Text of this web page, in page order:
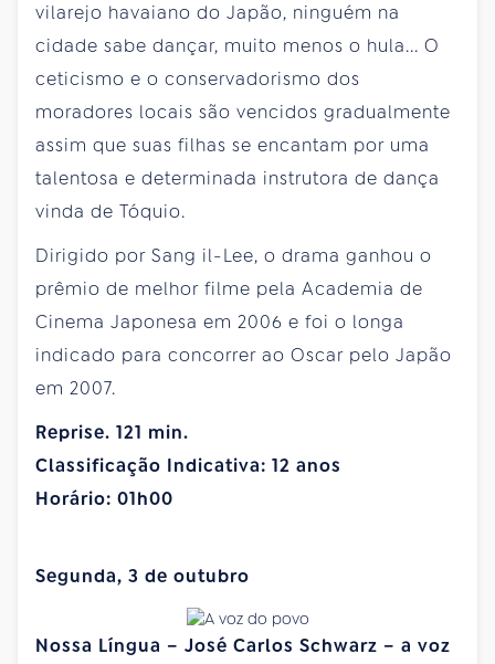
vilarejo havaiano do Japão, ninguém na
cidade sabe dançar, muito menos o hula... O
ceticismo e o conservadorismo dos
moradores locais são vencidos gradualmente
assim que suas filhas se encantam por uma
talentosa e determinada instrutora de dança
vinda de Tóquio.
Dirigido por Sang il-Lee, o drama ganhou o
prêmio de melhor filme pela Academia de
Cinema Japonesa em 2006 e foi o longa
indicado para concorrer ao Oscar pelo Japão
em 2007.
Reprise. 121 min.
Classificação Indicativa: 12 anos
Horário: 01h00
Segunda, 3 de outubro
Nossa Língua – José Carlos Schwarz – a voz